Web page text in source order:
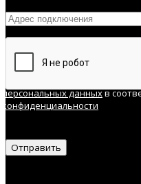
персональных данныхв
конфиденциальности
Отправить